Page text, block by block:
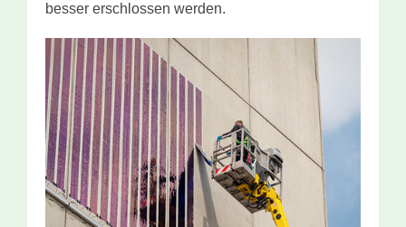
besser erschlossen werden.